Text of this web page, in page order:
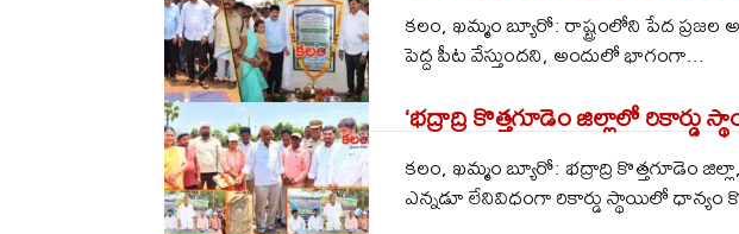
కలం, ఖమ్మం బ్యూరో: రాష్ట్రంలోని పేద ప్రజల
పెద్ద పీట వేస్తుందని, అందులో భాగంగా...
‘భద్రాద్రి కొత్తగూడెం జిల్లాలో రికార్డు
కలం, ఖమ్మం బ్యూరో: భద్రాద్రి కొత్తగూడెం
ఎన్నడూ లేనివిధంగా రికార్డు స్థాయిలో ధాన్యం